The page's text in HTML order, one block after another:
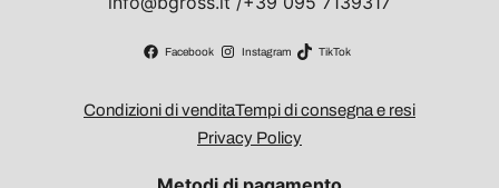
Facebook Instagram TikTok
Condizioni di venditaTempi di consegna e resi
Privacy Policy